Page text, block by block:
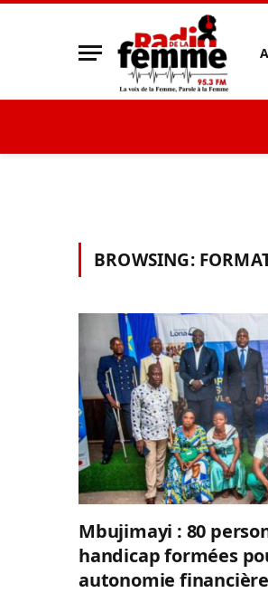
BROWSING:
Mbujimayi : 80
handicap formées
autonomie financière